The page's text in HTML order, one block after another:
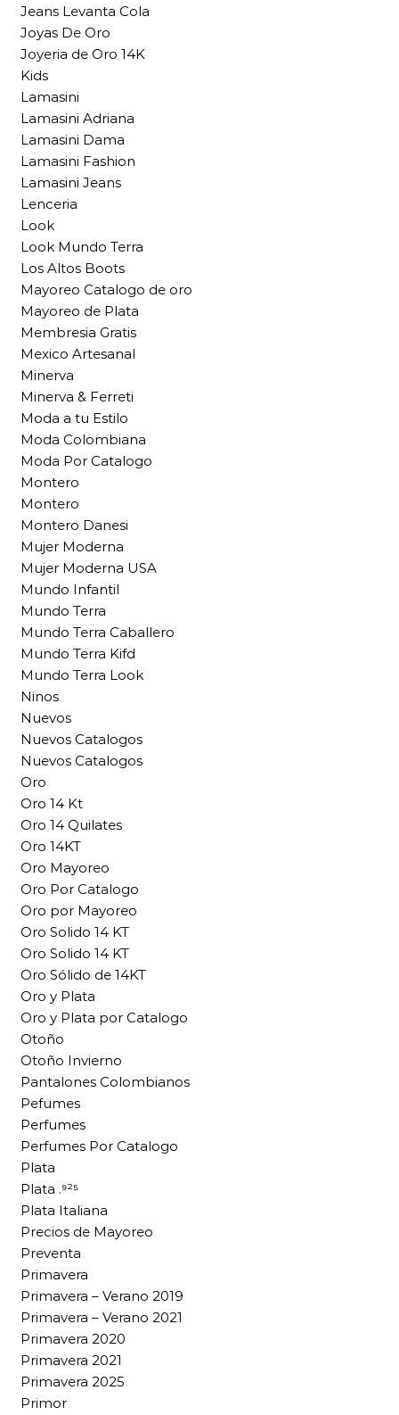
Jeans Levanta Cola
Joyas De Oro
Joyeria de Oro 14K
Kids
Lamasini
Lamasini Adriana
Lamasini Dama
Lamasini Fashion
Lamasini Jeans
Lenceria
Look
Look Mundo Terra
Los Altos Boots
Mayoreo Catalogo de oro
Mayoreo de Plata
Membresia Gratis
Mexico Artesanal
Minerva
Minerva & Ferreti
Moda a tu Estilo
Moda Colombiana
Moda Por Catalogo
Montero
Montero
Montero Danesi
Mujer Moderna
Mujer Moderna USA
Mundo Infantil
Mundo Terra
Mundo Terra Caballero
Mundo Terra Kifd
Mundo Terra Look
Ninos
Nuevos
Nuevos Catalogos
Nuevos Catalogos
Oro
Oro 14 Kt
Oro 14 Quilates
Oro 14KT
Oro Mayoreo
Oro Por Catalogo
Oro por Mayoreo
Oro Solido 14 KT
Oro Solido 14 KT
Oro Sólido de 14KT
Oro y Plata
Oro y Plata por Catalogo
Otoño
Otoño Invierno
Pantalones Colombianos
Pefumes
Perfumes
Perfumes Por Catalogo
Plata
Plata .⁹²⁵
Plata Italiana
Precios de Mayoreo
Preventa
Primavera
Primavera – Verano 2019
Primavera – Verano 2021
Primavera 2020
Primavera 2021
Primavera 2025
Primor